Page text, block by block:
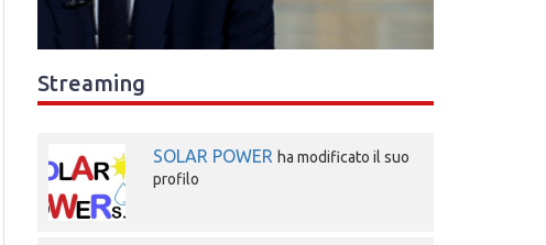
Streaming
SOLAR POWER ha modificato il suo
profilo